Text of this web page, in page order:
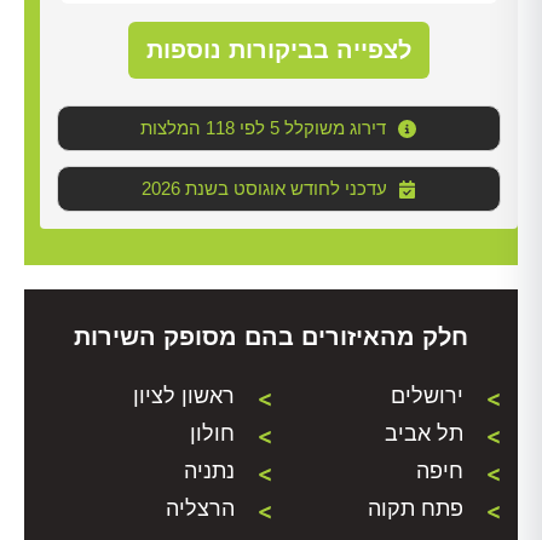
לצפייה בביקורות נוספות
דירוג משוקלל 5 לפי 118 המלצות
2026 עדכני לחודש אוגוסט בשנת
חלק מהאיזורים בהם מסופק השירות
ירושלים
ראשון לציון
תל אביב
חולון
חיפה
נתניה
פתח תקוה
הרצליה